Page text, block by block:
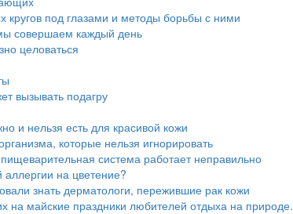
кругов под глазами и методы борьбы с ними
совершаем каждый день
целоваться
вызывать подагру
и нельзя есть для красивой кожи
которые нельзя игнорировать
система работает неправильно
на цветение?
знать дерматологи, пережившие рак кожи
на майские праздники любителей отдыха на природе.